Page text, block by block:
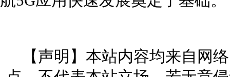
【声明】本站内容均来自网